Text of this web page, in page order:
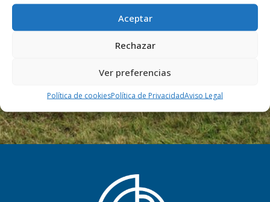
Aceptar
Rechazar
Ver preferencias
Política de cookiesPolítica de PrivacidadAviso Legal
Cra. Villanueva, 19
06420 CASTUERA (Badajoz)